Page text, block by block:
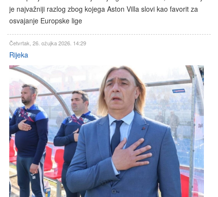
je najvažniji razlog zbog kojega Aston Villa slovi kao favorit za
osvajanje Europske lige
Četvrtak, 26. ožujka 2026. 14:29
Rijeka